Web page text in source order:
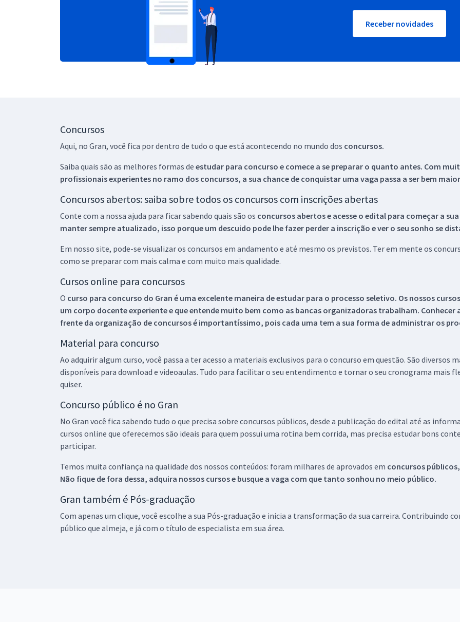
Receber novidades
Concursos
Aqui, no Gran, você fica por dentro de tudo o que está acontecendo no mundo dos concursos.
Saiba quais são as melhores formas de estudar para concurso e comece a se preparar o quanto antes. Com
profissionais experientes no ramo dos concursos, a sua chance de conquistar uma vaga passa a ser bem
Concursos abertos: saiba sobre todos os concursos com inscrições abertas
Conte com a nossa ajuda para ficar sabendo quais são os concursos abertos e acesse o edital para começar a
manter sempre atualizado, isso porque um descuido pode lhe fazer perder a inscrição e ver o seu sonho se
Em nosso site, pode-se visualizar os concursos em andamento e até mesmo os previstos. Ter em mente os
como se preparar com mais calma e com muito mais qualidade.
Cursos online para concursos
O curso para concurso do Gran é uma excelente maneira de estudar para o processo seletivo. Os nossos
um corpo docente experiente e que entende muito bem como as bancas organizadoras trabalham.
frente da organização de concursos é importantíssimo, pois cada uma tem a sua forma de administrar os
Material para concurso
Ao adquirir algum curso, você passa a ter acesso a materiais exclusivos para o concurso em questão. São
disponíveis para download e videoaulas. Tudo para facilitar o seu entendimento e tornar o seu cronograma mais
quiser.
Concurso público é no Gran
No Gran você fica sabendo tudo o que precisa sobre concursos públicos, desde a publicação do edital até as
cursos online que oferecemos são ideais para quem possui uma rotina bem corrida, mas precisa estudar bons
participar.
Temos muita confiança na qualidade dos nossos conteúdos: foram milhares de aprovados em concursos
Não fique de fora dessa, adquira nossos cursos e busque a vaga com que tanto sonhou no meio público.
Gran também é Pós-graduação
Com apenas um clique, você escolhe a sua Pós-graduação e inicia a transformação da sua carreira. Contribuindo
público que almeja, e já com o título de especialista em sua área.